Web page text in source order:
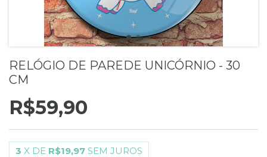
RELÓGIO DE PAREDE UNICÓRNIO - 30
CM
R$59,90
3 X DE R$19,97 SEM JUROS